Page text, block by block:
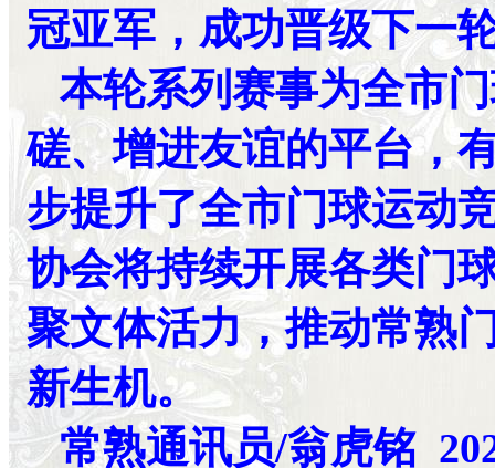
冠亚军，成功晋级下一
本轮系列赛事为全市
磋、增进友谊的平台，
步提升了全市门球运动
协会将持续开展各类门
聚文体活力，推动常熟
新生机。
常熟通讯员/翁虎铭